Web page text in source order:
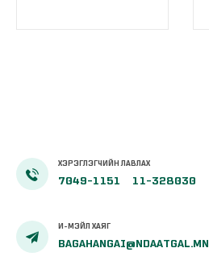
ХЭРЭГЛЭГЧИЙН ЛАВЛАХ
7049-1151 11-328030
И-МЭЙЛ ХАЯГ
BAGAHANGAI@NDAATGAL.MN